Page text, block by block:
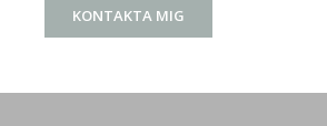
KONTAKTA MIG